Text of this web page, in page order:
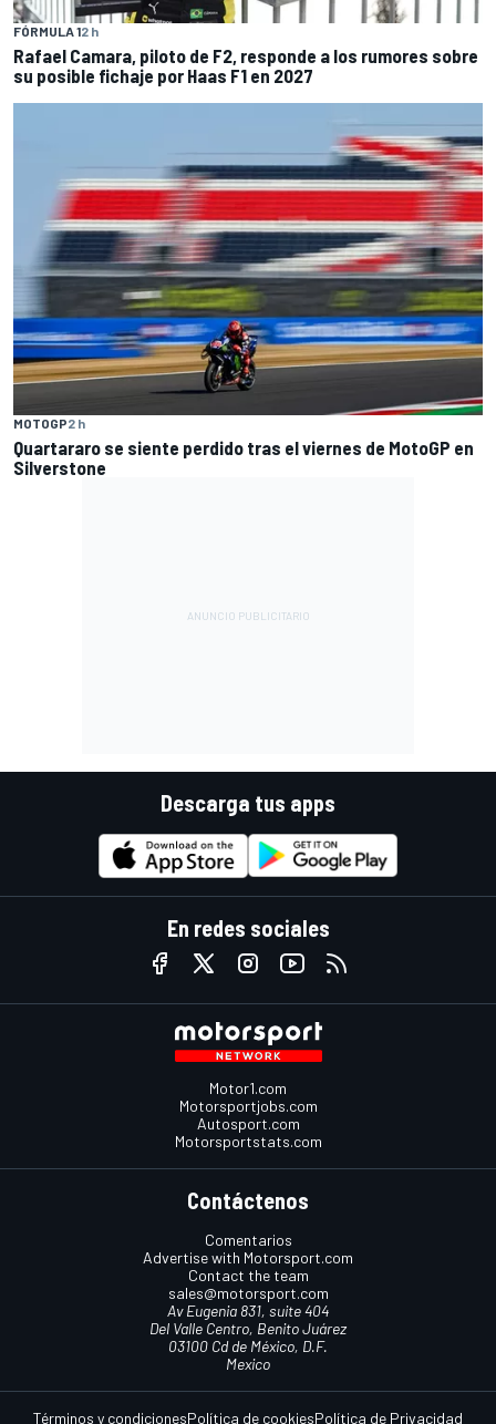
FÓRMULA 12 h
Rafael Camara, piloto de F2, responde a los rumores sobre
su posible fichaje por Haas F1 en 2027
MOTOGP2 h
Quartararo se siente perdido tras el viernes de MotoGP en
Silverstone
Descarga tus apps
En redes sociales
Motor1.com
Motorsportjobs.com
Autosport.com
Motorsportstats.com
Contáctenos
Comentarios
Advertise with Motorsport.com
Contact the team
sales@motorsport.com
Av Eugenia 831, suite 404
Del Valle Centro, Benito Juárez
03100 Cd de México, D.F.
Mexico
Términos y condicionesPolítica de cookiesPolítica de Privacidad